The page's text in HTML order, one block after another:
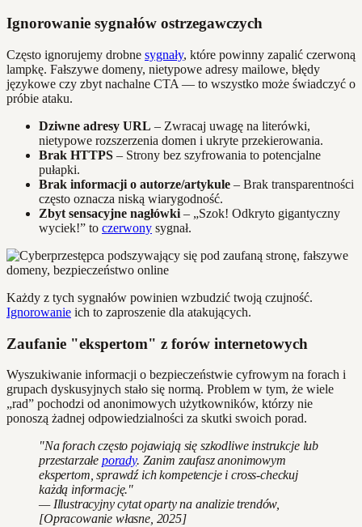
Ignorowanie sygnałów ostrzegawczych
Często ignorujemy drobne sygnały, które powinny zapalić czerwoną
lampkę. Fałszywe domeny, nietypowe adresy mailowe, błędy
językowe czy zbyt nachalne CTA — to wszystko może świadczyć o
próbie ataku.
Dziwne adresy URL – Zwracaj uwagę na literówki,
nietypowe rozszerzenia domen i ukryte przekierowania.
Brak HTTPS – Strony bez szyfrowania to potencjalne
pułapki.
Brak informacji o autorze/artykule – Brak transparentności
często oznacza niską wiarygodność.
Zbyt sensacyjne nagłówki – „Szok! Odkryto gigantyczny
wyciek!” to czerwony sygnał.
Każdy z tych sygnałów powinien wzbudzić twoją czujność.
Ignorowanie ich to zaproszenie dla atakujących.
Zaufanie "ekspertom" z forów internetowych
Wyszukiwanie informacji o bezpieczeństwie cyfrowym na forach i
grupach dyskusyjnych stało się normą. Problem w tym, że wiele
„rad” pochodzi od anonimowych użytkowników, którzy nie
ponoszą żadnej odpowiedzialności za skutki swoich porad.
"Na forach często pojawiają się szkodliwe instrukcje lub
przestarzałe porady. Zanim zaufasz anonimowym
ekspertom, sprawdź ich kompetencje i cross-checkuj
każdą informację."
— Illustracyjny cytat oparty na analizie trendów,
[Opracowanie własne, 2025]